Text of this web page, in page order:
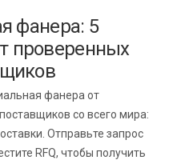
фанера: 5
проверенных
фанера от
со всего мира:
Отправьте запрос
RFQ, чтобы получить